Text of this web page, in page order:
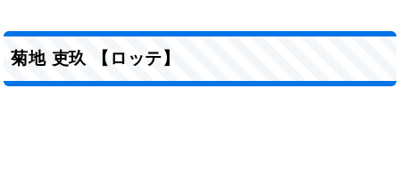
菊地 吏玖 【ロッテ】